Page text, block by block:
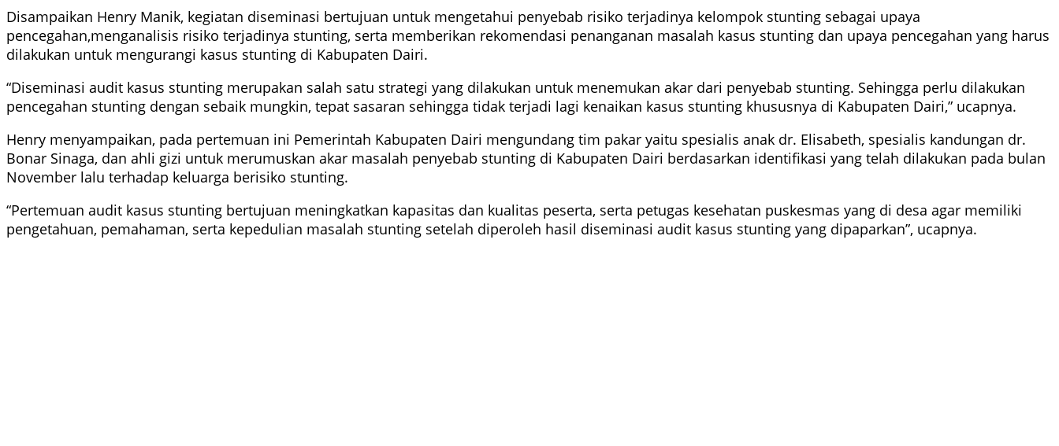
Disampaikan Henry Manik, kegiatan diseminasi bertujuan untuk mengetahui penyebab risiko terjadinya kelompok stunting sebagai upaya
pencegahan,menganalisis risiko terjadinya stunting, serta memberikan rekomendasi penanganan masalah kasus stunting dan upaya pencegahan yang harus
dilakukan untuk mengurangi kasus stunting di Kabupaten Dairi.
“Diseminasi audit kasus stunting merupakan salah satu strategi yang dilakukan untuk menemukan akar dari penyebab stunting. Sehingga perlu dilakukan
pencegahan stunting dengan sebaik mungkin, tepat sasaran sehingga tidak terjadi lagi kenaikan kasus stunting khususnya di Kabupaten Dairi,” ucapnya.
Henry menyampaikan, pada pertemuan ini Pemerintah Kabupaten Dairi mengundang tim pakar yaitu spesialis anak dr. Elisabeth, spesialis kandungan dr.
Bonar Sinaga, dan ahli gizi untuk merumuskan akar masalah penyebab stunting di Kabupaten Dairi berdasarkan identifikasi yang telah dilakukan pada bulan
November lalu terhadap keluarga berisiko stunting.
“Pertemuan audit kasus stunting bertujuan meningkatkan kapasitas dan kualitas peserta, serta petugas kesehatan puskesmas yang di desa agar memiliki
pengetahuan, pemahaman, serta kepedulian masalah stunting setelah diperoleh hasil diseminasi audit kasus stunting yang dipaparkan”, ucapnya.